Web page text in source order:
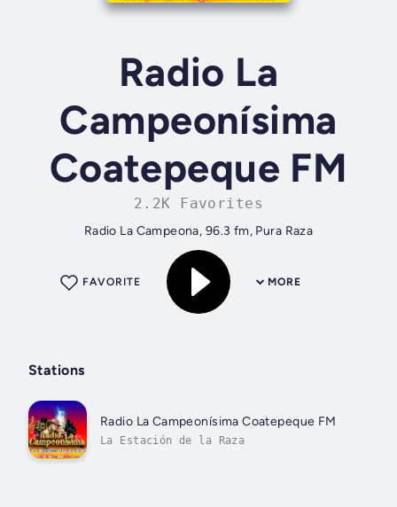
Radio La
Campeonísima
Coatepeque FM
2.2K Favorites
Radio La Campeona, 96.3 fm, Pura Raza
MORE
FAVORITE
Stations
Radio La Campeonísima Coatepeque FM
La Estación de la Raza